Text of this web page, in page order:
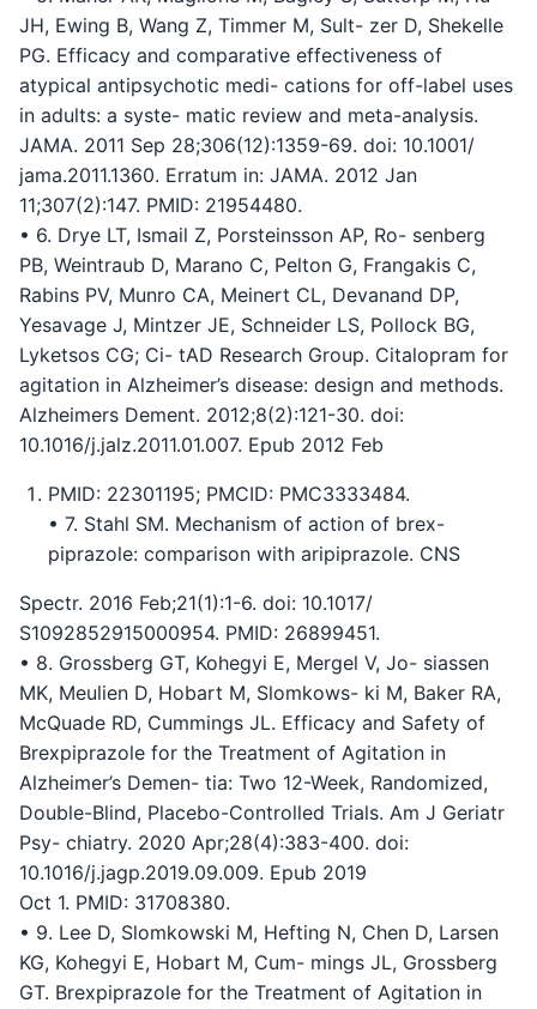
JH, Ewing B, Wang Z, Timmer M, Sult- zer D, Shekelle
PG. Efficacy and comparative effectiveness of
atypical antipsychotic medi- cations for off-label uses
in adults: a syste- matic review and meta-analysis.
JAMA. 2011 Sep 28;306(12):1359-69. doi: 10.1001/
jama.2011.1360. Erratum in: JAMA. 2012 Jan
11;307(2):147. PMID: 21954480.
• 6. Drye LT, Ismail Z, Porsteinsson AP, Ro- senberg
PB, Weintraub D, Marano C, Pelton G, Frangakis C,
Rabins PV, Munro CA, Meinert CL, Devanand DP,
Yesavage J, Mintzer JE, Schneider LS, Pollock BG,
Lyketsos CG; Ci- tAD Research Group. Citalopram for
agitation in Alzheimer’s disease: design and methods.
Alzheimers Dement. 2012;8(2):121-30. doi:
10.1016/j.jalz.2011.01.007. Epub 2012 Feb
PMID: 22301195; PMCID: PMC3333484.
• 7. Stahl SM. Mechanism of action of brex-
piprazole: comparison with aripiprazole. CNS
Spectr. 2016 Feb;21(1):1-6. doi: 10.1017/
S1092852915000954. PMID: 26899451.
• 8. Grossberg GT, Kohegyi E, Mergel V, Jo- siassen
MK, Meulien D, Hobart M, Slomkows- ki M, Baker RA,
McQuade RD, Cummings JL. Efficacy and Safety of
Brexpiprazole for the Treatment of Agitation in
Alzheimer’s Demen- tia: Two 12-Week, Randomized,
Double-Blind, Placebo-Controlled Trials. Am J Geriatr
Psy- chiatry. 2020 Apr;28(4):383-400. doi:
10.1016/j.jagp.2019.09.009. Epub 2019
Oct 1. PMID: 31708380.
• 9. Lee D, Slomkowski M, Hefting N, Chen D, Larsen
KG, Kohegyi E, Hobart M, Cum- mings JL, Grossberg
GT. Brexpiprazole for the Treatment of Agitation in